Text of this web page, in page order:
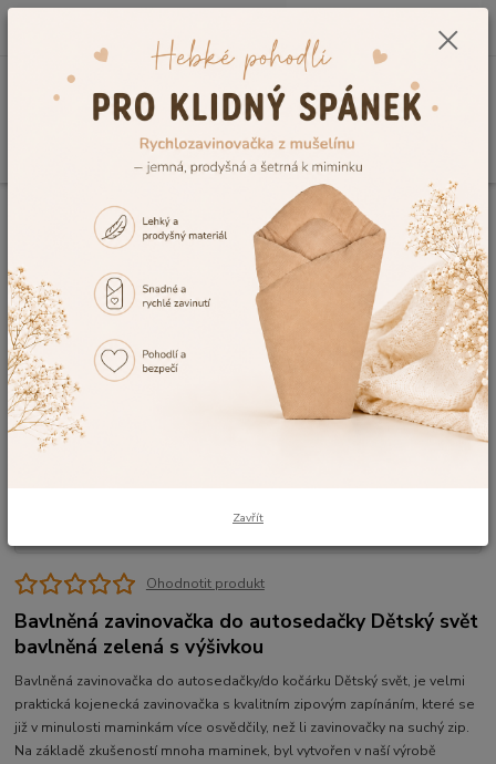
0,00 Kč
Doplňky k autosedačkám
Zavinovačky do autosedačky
Zavinovačka do autosedačky Dětský svět bavlněná zelená s výšivkou
Zavinovačka do autosedačky
Dětský svět bavlněná zelená s
výšivkou
Akce
Ohodnotit produkt
Bavlněná zavinovačka do autosedačky Dětský svět
bavlněná zelená s výšivkou
Bavlněná zavinovačka do autosedačky/do kočárku Dětský svět, je velmi
praktická kojenecká zavinovačka s kvalitním zipovým zapínáním, které se
již v minulosti maminkám více osvědčily, než li zavinovačky na suchý zip.
Na základě zkušeností mnoha maminek, byl vytvořen v naší výrobě
Zavřít